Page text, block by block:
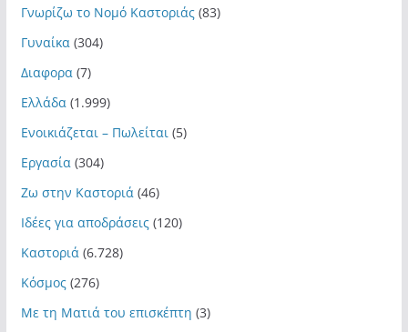
Γνωρίζω το Νομό Καστοριάς(83)
Γυναίκα (304)
Διαφορα (7)
Ελλάδα (1.999)
Ενοικιάζεται – Πωλείται (5)
Εργασία (304)
Ζω στην Καστοριά (46)
Ιδέες για αποδράσεις(120)
Καστοριά (6.728)
Κόσμος(276)
Με τη Ματιά του επισκέπτη (3)